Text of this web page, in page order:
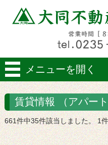
メニューを開く
賃貸情報 （アパー
661件中35件該当しました。 1